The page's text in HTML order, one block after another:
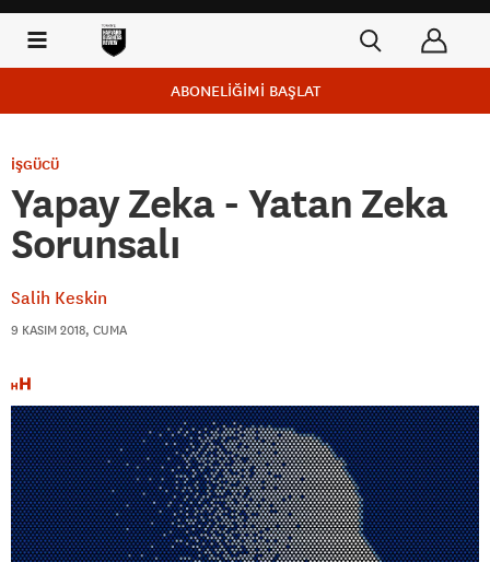
ABONELİĞİMİ BAŞLAT
İŞGÜCÜ
Yapay Zeka - Yatan Zeka
Sorunsalı
Salih Keskin
9 KASIM 2018, CUMA